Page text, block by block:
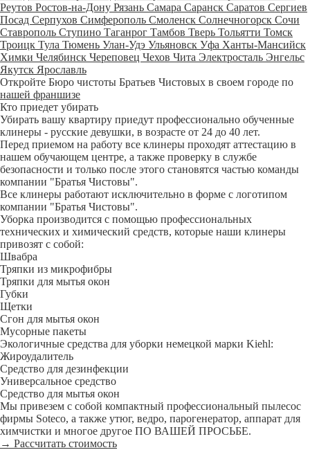
Реутов Ростов-на-Дону Рязань Самара Саранск Саратов Сергиев
Посад Серпухов Симферополь Смоленск Солнечногорск Сочи
Ставрополь Ступино Таганрог Тамбов Тверь Тольятти Томск
Троицк Тула Тюмень Улан-Удэ Ульяновск Уфа Ханты-Мансийск
Химки Челябинск Череповец Чехов Чита Электросталь Энгельс
Якутск Ярославль
Откройте Бюро чистоты Братьев Чистовых в своем городе по
нашей франшизе
Кто приедет убирать
Убирать вашу квартиру приедут профессионально обученные
клинеры - русские девушки, в возрасте от 24 до 40 лет.
Перед приемом на работу все клинеры проходят аттестацию в
нашем обучающем центре, а также проверку в службе
безопасности и только после этого становятся частью команды
компании "Братья Чистовы".
Все клинеры работают исключительно в форме с логотипом
компании "Братья Чистовы".
Уборка производится с помощью профессиональных
технических и химический средств, которые наши клинеры
привозят с собой:
Швабра
Тряпки из микрофибры
Тряпки для мытья окон
Губки
Щетки
Сгон для мытья окон
Мусорные пакеты
Экологичные средства для уборки немецкой марки Kiehl:
Жироудалитель
Средство для дезинфекции
Универсальное средство
Средство для мытья окон
Мы привезем с собой компактный профессиональный пылесос
фирмы Soteco, а также утюг, ведро, парогенератор, аппарат для
химчистки и многое другое ПО ВАШЕЙ ПРОСЬБЕ.
→ Рассчитать стоимость